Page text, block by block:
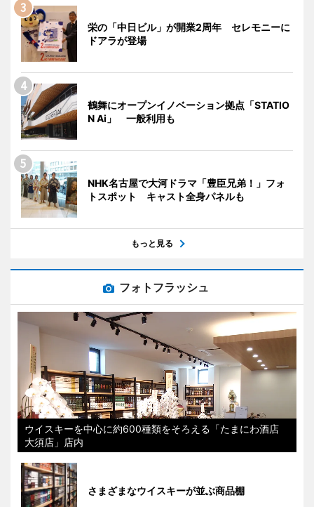
栄の「中日ビル」が開業2周年 セレモニーに
ドアラが登場
鶴舞にオープンイノベーション拠点「STATIO
N Ai」 一般利用も
NHK名古屋で大河ドラマ「豊臣兄弟！」フォ
トスポット キャスト全身パネルも
もっと見る
フォトフラッシュ
ウイスキーを中心に約600種類をそろえる「たまにわ酒店
大須店」店内
さまざまなウイスキーが並ぶ商品棚